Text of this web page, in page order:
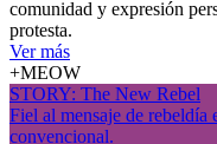
comunidad y expresión
protesta.
Ver más
+MEOW
STORY: The New Rebel
Fiel al mensaje de rebeldía
convencional.